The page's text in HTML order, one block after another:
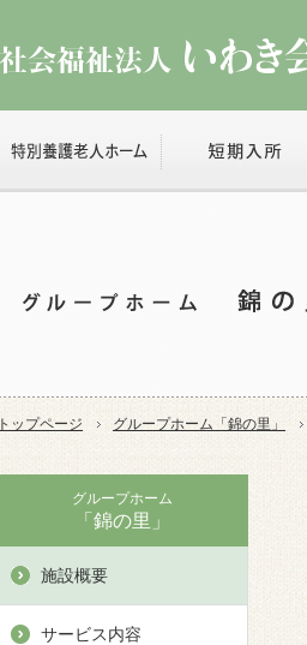
トップページ グループホーム「錦の里」
グループホーム
「錦の里」
施設概要
サービス内容